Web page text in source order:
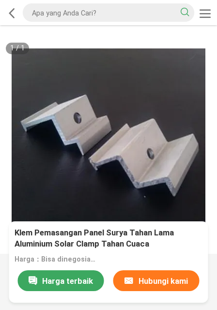
1/1
Klem Pemasangan Panel Surya Tahan Lama
Aluminium Solar Clamp Tahan Cuaca
Harga：Bisa dinegosiasikan
Harga terbaik Hubungi kami